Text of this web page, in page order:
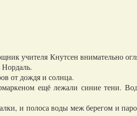
учителя Кнутсен внимательно
от дождя и солнца.
ещё лежали синие тени.
и полоса воды меж берегом и